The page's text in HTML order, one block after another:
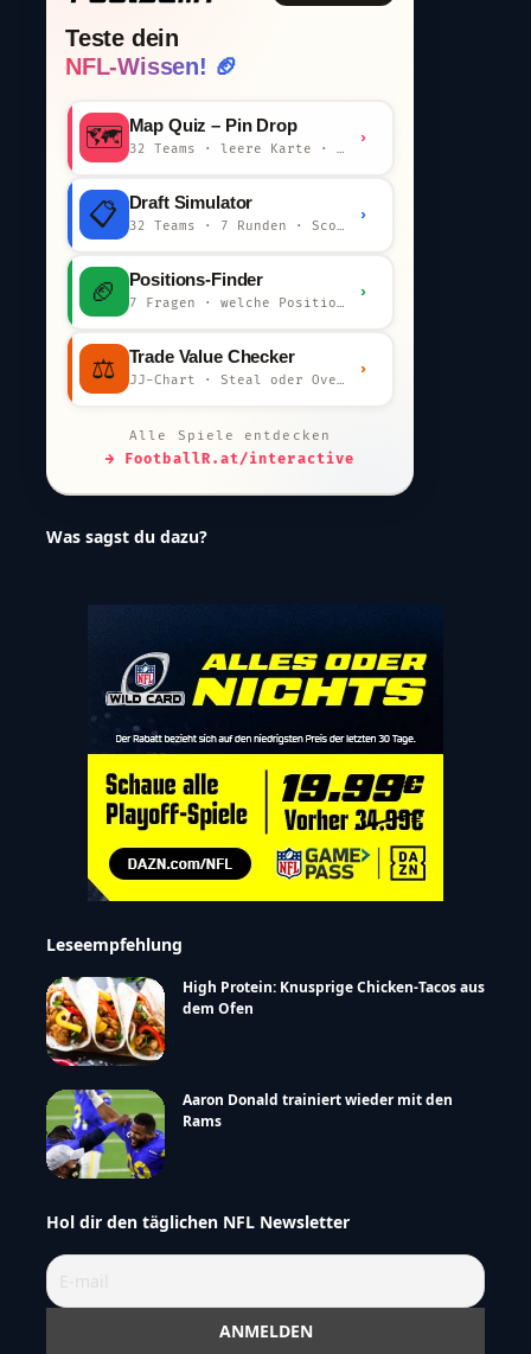
Teste dein
NFL-Wissen! 🏈
🗺️ Map Quiz – Pin Drop
32 Teams · leere Karte · km-Wertung
›
📋 Draft Simulator
32 Teams · 7 Runden · Scout-Kommentar
›
🏈 Positions-Finder
7 Fragen · welche Position bist du?
›
⚖️ Trade Value Checker
JJ-Chart · Steal oder Overpay?
›
Alle Spiele entdecken
→ FootballR.at/interactive
Was sagst du dazu?
Leseempfehlung
High Protein: Knusprige Chicken-Tacos aus
dem Ofen
Aaron Donald trainiert wieder mit den
Rams
Hol dir den täglichen NFL Newsletter